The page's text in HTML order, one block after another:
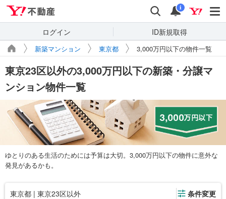
検索 通知
i
ログイン ID新規取得
新築マンション 東京都 3,000万円以下の物件一覧
東京23区以外の3,000万円以下の新築・分譲マ
ンション物件一覧
ゆとりのある生活のためには予算は大切。3,000万円以下の物件に意外な
発見があるかも。
東京都 | 東京23区以外 条件変更